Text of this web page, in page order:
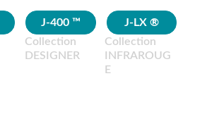
J-400 ™ J-LX ®
Collection
DESIGNER
Collection
INFRAROUG
E